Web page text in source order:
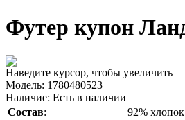
Футер купон
Наведите курсор, чтобы увеличить
Модель: 1780480523
Наличие: Есть в наличии
Состав:
92%